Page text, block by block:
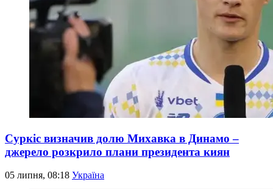
Суркіс визначив долю Михавка в Динамо –
джерело розкрило плани президента киян
05 липня, 08:18 Україна